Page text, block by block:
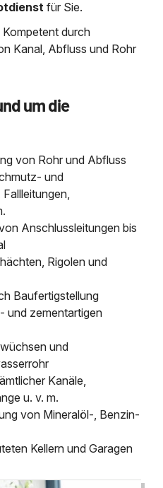
für Sie.
durch
Kanal, Abfluss und Rohr
um die
von Rohr und Abfluss
und
Anschlussleitungen bis
Rigolen und
Baufertigstellung
und zementartigen
und
Kanäle,
u. v. m.
von Mineralöl-, Benzin-
Kellern und Garagen